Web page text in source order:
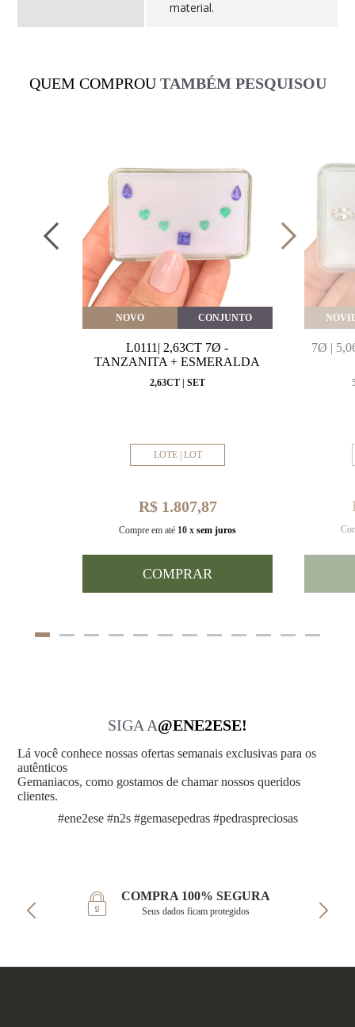
material.
QUEM COMPROU TAMBÉM PESQUISOU
NOVO CONJUNTO
L0111| 2,63CT 7Ø -
TANZANITA + ESMERALDA
2,63CT | SET
LOTE | LOT
R$ 1.807,87
Compre em até 10 x sem juros
COMPRAR
7Ø |
SIGA A@ENE2ESE!
Lá você conhece nossas ofertas semanais exclusivas para os
autênticos
Gemaniacos, como gostamos de chamar nossos queridos
clientes.
#ene2ese #n2s #gemasepedras #pedraspreciosas
COMPRA 100% SEGURA
Seus dados ficam protegidos